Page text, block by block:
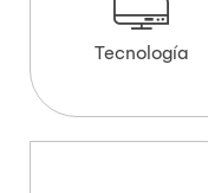
Tecnología